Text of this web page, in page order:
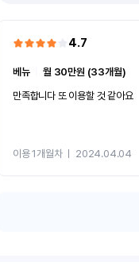
4.7
베뉴ㅣ월 30만원 (33개월)
만족합니다 또 이용할 것 같아요
이용 1개월차ㅣ 2024.04.04